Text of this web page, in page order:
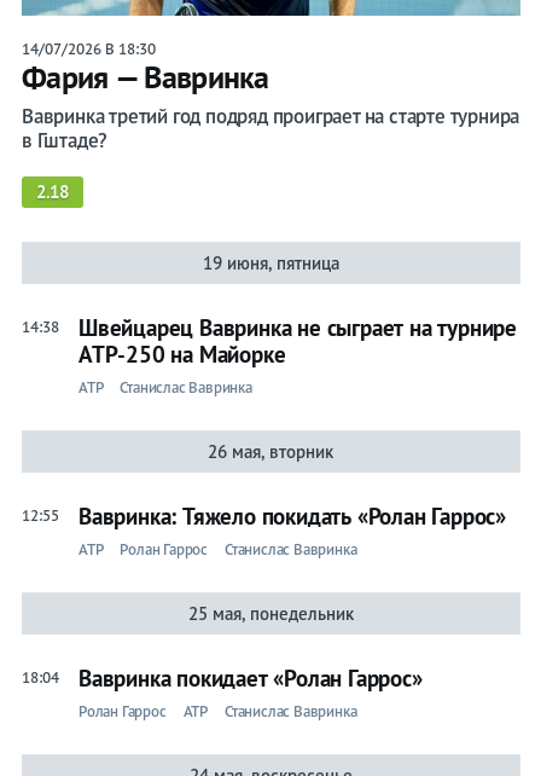
14/07/2026 В 18:30
Фария — Вавринка
Вавринка третий год подряд проиграет на старте турнира
в Гштаде?
2.18
19 июня, пятница
14:38
Швейцарец Вавринка не сыграет на турнире
АТР-250 на Майорке
ATP Станислас Вавринка
26 мая, вторник
12:55 Вавринка: Тяжело покидать «Ролан Гаррос»
ATP Ролан Гаррос Станислас Вавринка
25 мая, понедельник
18:04 Вавринка покидает «Ролан Гаррос»
Ролан Гаррос ATP Станислас Вавринка